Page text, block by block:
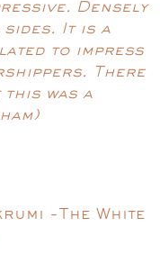
Densely
It is a
to impress
There
was a
-The White